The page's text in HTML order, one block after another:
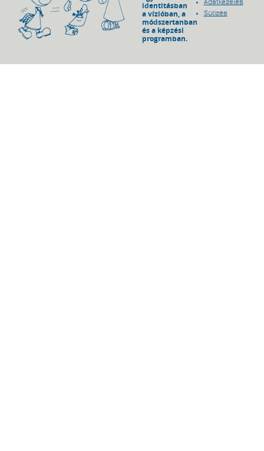
identitásban
a vízióban, a
módszertanban
és a képzési
programban.
Adatkezelés
Sütizés